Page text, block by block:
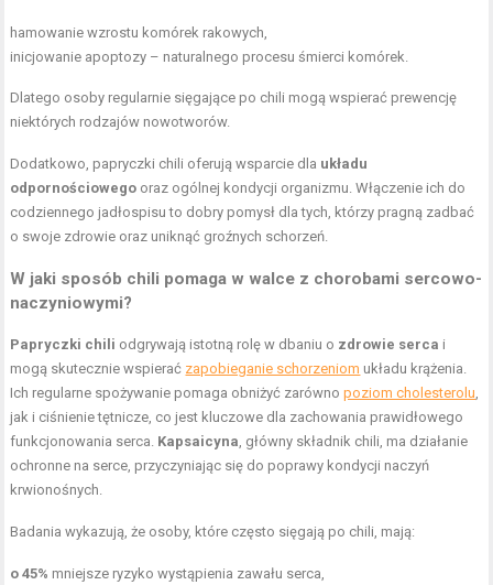
hamowanie wzrostu komórek rakowych,
inicjowanie apoptozy – naturalnego procesu śmierci komórek.
Dlatego osoby regularnie sięgające po chili mogą wspierać prewencję
niektórych rodzajów nowotworów.
Dodatkowo, papryczki chili oferują wsparcie dla układu
odpornościowego oraz ogólnej kondycji organizmu. Włączenie ich do
codziennego jadłospisu to dobry pomysł dla tych, którzy pragną zadbać
o swoje zdrowie oraz uniknąć groźnych schorzeń.
W jaki sposób chili pomaga w walce z chorobami sercowo-
naczyniowymi?
Papryczki chili odgrywają istotną rolę w dbaniu o zdrowie serca i
mogą skutecznie wspierać zapobieganie schorzeniom układu krążenia.
Ich regularne spożywanie pomaga obniżyć zarównopoziom cholesterolu
jak i ciśnienie tętnicze, co jest kluczowe dla zachowania prawidłowego
funkcjonowania serca. Kapsaicyna , główny składnik chili, ma działanie
ochronne na serce, przyczyniając się do poprawy kondycji naczyń
krwionośnych.
Badania wykazują, że osoby, które często sięgają po chili, mają:
o 45% mniejsze ryzyko wystąpienia zawału serca,